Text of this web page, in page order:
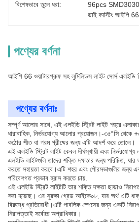
বিশেষভাবে তুলে ধরা:
96pcs SMD3030
ডাই কাস্টিং আইপি
পণ্যের বর্ণনা
আইপি 66 ওয়াটারপ্রুফ সহ লুমিলিডস লাইট সোর্স এলইডি
পণ্যের বর্ণনাঃ
সম্পূর্ণ আলোর সাথে, এই এলইডি স্ট্রিট লাইট শহুরে
ধারাবাহিক, নির্ভরযোগ্য আলোর প্রয়োজন।-৩৫°সি থেকে
কঠোর শীত বা গরম গ্রীষ্মের জন্য এটি আদর্শ করে তোলে।
এই এলইডি স্ট্রিট লাইট কেবল দীর্ঘস্থায়ী এবং
এলইডি লাইটগুলি তাদের শক্তি দক্ষতার জন্য পরিচিত, যার
করতে সহায়তা করবে।এটি শহর এবং পৌরসভাগুলির জন্য
পরিবেশগত প্রভাব হ্রাস করতে চায়.
এই এলইডি স্ট্রিট লাইটটি তার শক্তি দক্ষতা ছাড়াও
করা হয়েছে। এর সুরক্ষা গ্রেড আইকে০৮, যার অর্থ এটি
বিরুদ্ধে প্রতিরোধী।এটি পাবলিক স্পেসের জন্য একটি
নিরাপত্তাই সর্বোচ্চ অগ্রাধিকার।